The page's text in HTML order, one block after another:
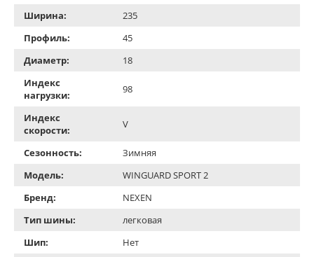
Ширина:
235
Профиль:
45
Диаметр:
18
Индекс
нагрузки:
98
Индекс
скорости:
V
Сезонность:
Зимняя
Модель:
WINGUARD SPORT 2
Бренд:
NEXEN
Тип шины:
легковая
Шип:
Нет